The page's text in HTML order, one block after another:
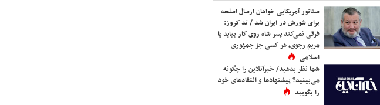
سناتور آمریکایی خواهان ارسال اسلحه
برای شورش در ایران شد / تد کروز:
فرقی نمی‌کند پسر شاه روی کار بیاید یا
مریم رجوی، هر کسی جز جمهوری
اسلامی
شما نظر بدهید/ خبرآنلاین را چگونه
می‌بینید؟ پیشنهادها و انتقادهای خود
را بگویید